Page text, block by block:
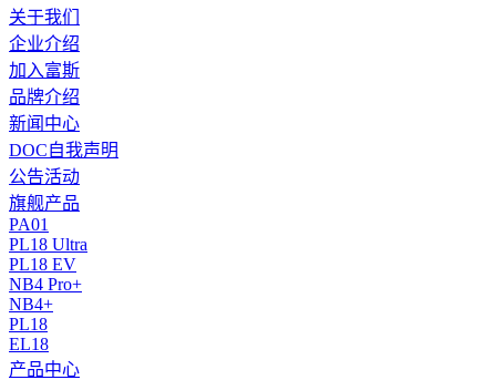
关于我们
企业介绍
加入富斯
品牌介绍
新闻中心
DOC自我声明
公告活动
旗舰产品
PA01
PL18 Ultra
PL18 EV
NB4 Pro+
NB4+
PL18
EL18
产品中心